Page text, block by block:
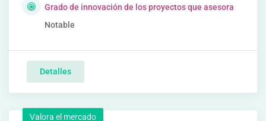
Grado de innovación de los proyectos que asesora
Notable
Detalles
Valora el mercado